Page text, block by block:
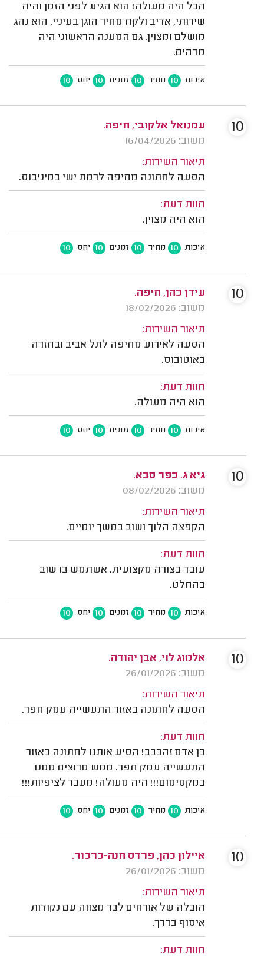
הכל היה מעולה! הוא הגיע לפני הזמן והיה
שירותי, אדיב ולקח מחיר הוגן בעיניי. הוא נהג
מושלם ומצוין. גם המענה הראשוני היה
מדהים.
איכות 10 מחיר 10 זמנים 10 יחס 10
עמנואל אלקובי, חיפה.
משוב: 16/04/2026
תיאור השירות:
הסעה לחתונה מחיפה לרמת ישי במיניבוס.
חוות דעת:
הוא היה מצוין.
איכות 10 מחיר 10 זמנים 10 יחס 10
10
עידן כהן, חיפה.
משוב: 18/02/2026
תיאור השירות:
הסעה לאירוע מחיפה לתל אביב ובחזרה
באוטובוס.
חוות דעת:
הוא היה מעולה.
איכות 10 מחיר 10 זמנים 10 יחס 10
10
גיא ג. כפר סבא.
משוב: 08/02/2026
תיאור השירות:
הקפצה הלוך ושוב במשך יומיים.
חוות דעת:
עובד בצורה מקצועית. אשתמש בו שוב
בהחלט.
איכות 10 מחיר 10 זמנים 10 יחס 10
10
אלמוג לוי, אבן יהודה.
משוב: 26/01/2026
תיאור השירות:
הסעה לחתונה באזור התעשייה עמק חפר.
חוות דעת:
בן אדם זהבבב! הסיע אותנו לחתונה באזור
התעשייה עמק חפר. ממש מרוצים ממנו
במקסימום!!! היה מעולה! מעבר לציפיות!!!
איכות 10 מחיר 10 זמנים 10 יחס 10
10
איילון כהן, פרדס חנה-כרכור.
משוב: 26/01/2026
תיאור השירות:
הובלה של אורחים לבר מצווה עם נקודות
איסוף בדרך.
חוות דעת:
10